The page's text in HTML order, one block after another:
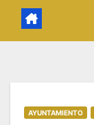
AYUNTAMIENTO